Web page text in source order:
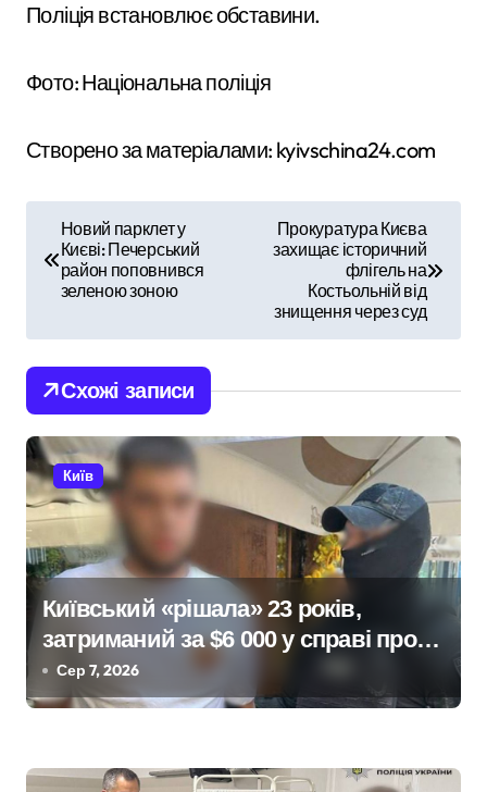
Поліція встановлює обставини.
Фото: Національна поліція
Створено за матеріалами: kyivschina24.com
г
а
ц
і
я
з
а
п
Новий парклет у
Києві: Печерський
район поповнився
зеленою зоною
Прокуратура Києва
захищає історичний
флігель на
Костьольній від
знищення через суд
Схожі записи
Київ
Київський «рішала» 23 років,
затриманий за $6 000 у справі про
«звільнення» від мобілізації
Сер 7, 2026